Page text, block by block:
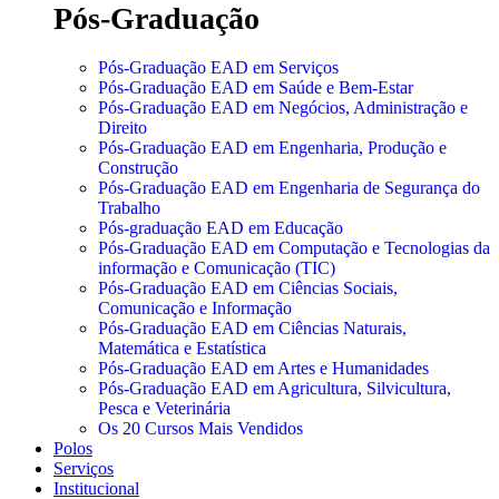
Pós-Graduação
Pós-Graduação EAD em Serviços
Pós-Graduação EAD em Saúde e Bem-Estar
Pós-Graduação EAD em Negócios, Administração e
Direito
Pós-Graduação EAD em Engenharia, Produção e
Construção
Pós-Graduação EAD em Engenharia de Segurança do
Trabalho
Pós-graduação EAD em Educação
Pós-Graduação EAD em Computação e Tecnologias da
informação e Comunicação (TIC)
Pós-Graduação EAD em Ciências Sociais,
Comunicação e Informação
Pós-Graduação EAD em Ciências Naturais,
Matemática e Estatística
Pós-Graduação EAD em Artes e Humanidades
Pós-Graduação EAD em Agricultura, Silvicultura,
Pesca e Veterinária
Os 20 Cursos Mais Vendidos
Polos
Serviços
Institucional